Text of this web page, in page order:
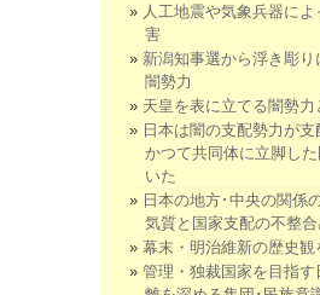
人工地震や気象兵器に
害
新潟知事選から浮き彫
闇勢力
天皇を表に立てる闇勢力
日本は闇の支配勢力が支
かつて共同体に立脚し
いた
日本の地方･中央の関
気質と国家支配の不整合
幕末・明治維新の歴史観
管理・独裁国家を目指